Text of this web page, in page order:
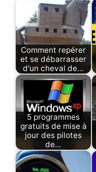
Comment repérer
et se débarrasser
d'un cheval de…
5 programmes
gratuits de mise à
jour des pilotes
de…